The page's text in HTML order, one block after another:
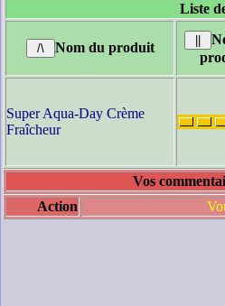
Liste
Nom du produit
Super Aqua-Day Crème
Fraîcheur
Vos
Action